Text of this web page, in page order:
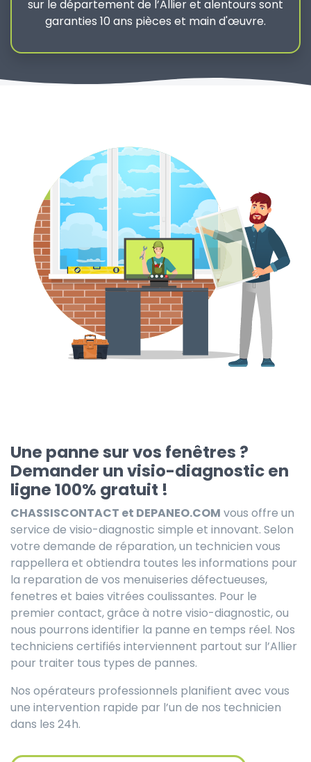
sur le département de l’Allier et alentours sont
garanties 10 ans pièces et main d'œuvre.
Une panne sur vos fenêtres ?
Demander un visio-diagnostic en
ligne 100% gratuit !
CHASSISCONTACT et DEPANEO.COM vous offre un
service de visio-diagnostic simple et innovant. Selon
votre demande de réparation, un technicien vous
rappellera et obtiendra toutes les informations pour
la reparation de vos menuiseries défectueuses,
fenetres et baies vitrées coulissantes. Pour le
premier contact, grâce à notre visio-diagnostic, ou
nous pourrons identifier la panne en temps réel. Nos
techniciens certifiés interviennent partout sur l’Allier
pour traiter tous types de pannes.
Nos opérateurs professionnels planifient avec vous
une intervention rapide par l’un de nos technicien
dans les 24h.